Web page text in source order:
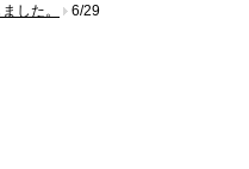
した。
6/29